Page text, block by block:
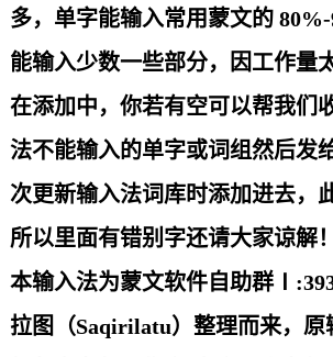
多，单字能输入常用蒙文的
能输入少数一些部分，因工作量
在添加中，你若有空可以帮我们
法不能输入的单字或词组然后发
次更新输入法词库时添加进去，
所以里面有错别字还请大家谅解！
本输入法为蒙文软件自助群
拉图（Saqirilatu）整理而来，原